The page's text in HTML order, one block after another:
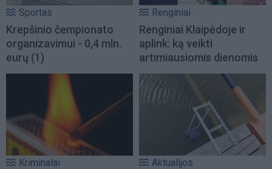
Sportas
Krepšinio čempionato
organizavimui - 0,4 mln.
eurų (1)
Renginiai
Renginiai Klaipėdoje ir
aplink: ką veikti
artimiausiomis dienomis
Kriminalai Aktualijos